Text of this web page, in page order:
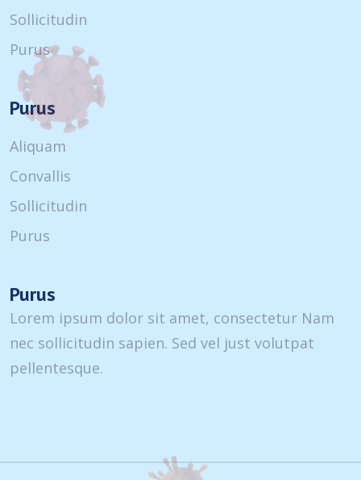
Sollicitudin
Purus
Purus
Aliquam
Convallis
Sollicitudin
Purus
Purus
Lorem ipsum dolor sit amet, consectetur Nam
nec sollicitudin sapien. Sed vel just volutpat
pellentesque.